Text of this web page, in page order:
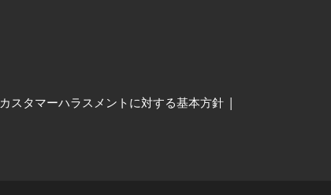
カスタマーハラスメントに対する基本方針